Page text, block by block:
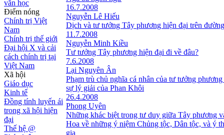
văn học
Điểm nóng
Chính trị Việt
Nam
Chính trị thế giới
Đại hội X và cải
cách chính trị tại
Việt Nam
Xã hội
Giáo dục
Kinh tế
Đồng tính luyến ái
trong xã hội hiện
đại
Thế hệ @
16.7.2008
Nguyễn Lê Hiếu
Dịch và tư tưởng Tây phương hiện đại trên
11.7.2008
Nguyễn Minh Kiều
Tư tưởng Tây phương hiện đại đi về đâu?
7.6.2008
Lại Nguyên Ân
Phạm trù chủ nghĩa cá nhân của tư tưởng
sự lý giải của Phan Khôi
26.4.2008
Phong Uyên
Những khác biệt trong tư duy giữa Tây phương
Hoa về những ý niệm Chủng tộc, Dân tộc, và ý
gia